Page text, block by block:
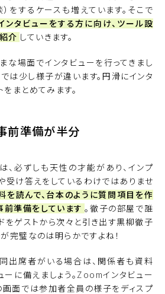
をするケースも増えています。そこで
ンタビューをする方に向け、ツール設
介 していきます。
な場面でインタビューを行ってきまし
は少し様子が違います。円滑にインタ
まとめてみます。
前準備が半分
、必ずしも天性の才能があり、インプ
受け答えをしているわけではありませ
を読んで、台本のように質問項目を作
前準備をしています 。徹子の部屋で誰
をゲストから次々と引き出す黒柳徹子
完璧なのは明らかですよね！
出席者がいる場合は、関係者も資料
ーに備えましょう。Zoomインタビュー
画面では参加者全員の様子をディスプ